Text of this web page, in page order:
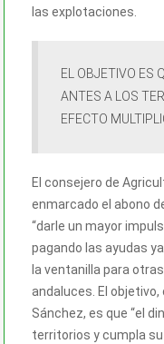
las explotaciones.
EL OBJETIVO ES
ANTES A LOS
EFECTO
El consejero de
enmarcado el abono
“darle un mayor
pagando las ayudas
la ventanilla para
andaluces. El
Sánchez, es que “el
territorios y cumpla